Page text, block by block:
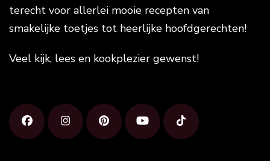
terecht voor allerlei mooie recepten van
smakelijke toetjes tot heerlijke hoofdgerechten!
Veel kijk, lees en kookplezier gewenst!